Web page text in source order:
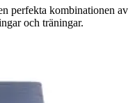
perfekta kombinationen av
och träningar.